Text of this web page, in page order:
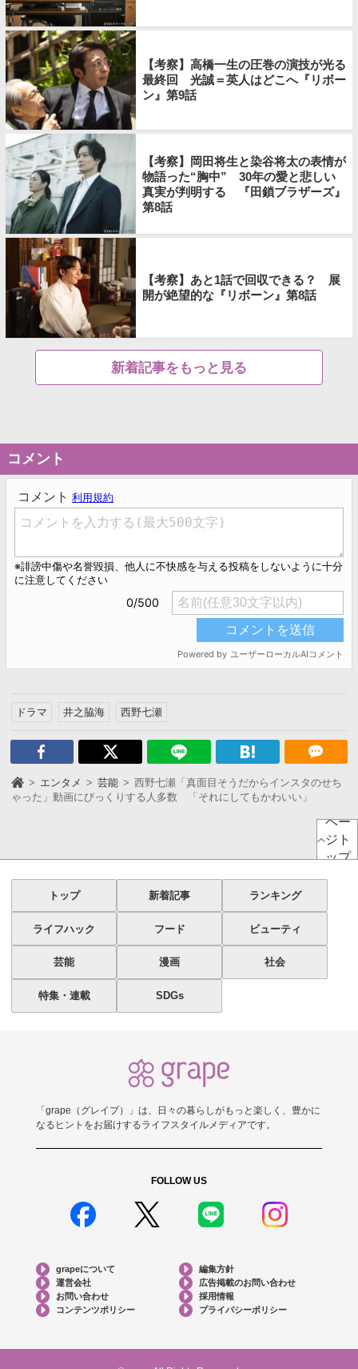
【考察】高橋一生の圧巻の演技が光る
最終回 光誠＝英人はどこへ『リボー
ン』第9話
【考察】岡田将生と染谷将太の表情が
物語った“胸中” 30年の愛と悲しい
真実が判明する 『田鎖ブラザーズ』
第8話
【考察】あと1話で回収できる？ 展
開が絶望的な『リボーン』第8話
新着記事をもっと見る
コメント
ドラマ 井之脇海 西野七瀬
エンタメ 芸能
西野七瀬「真面目そうだからインスタのせち
ゃった」動画にびっくりする人多数 「それにしてもかわいい」
ペー
ジト
ップ
トップ 新着記事 ランキング
ライフハック フード ビューティ
芸能 漫画 社会
特集・連載 SDGs
「grape（グレイプ）」は、日々の暮らしがもっと楽しく、豊かに
なるヒントをお届けするライフスタイルメディアです。
FOLLOW US
grapeについて
編集方針
運営会社
広告掲載のお問い合わせ
お問い合わせ
採用情報
コンテンツポリシー
プライバシーポリシー